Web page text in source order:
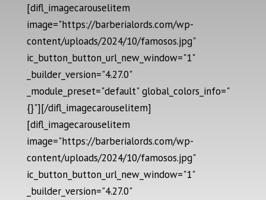
[difl_imagecarouselitem
image="https://barberialords.com/wp-
content/uploads/2024/10/famosos.jpg"
ic_button_button_url_new_window="1"
_builder_version="4.27.0"
_module_preset="default" global_colors_info="
{}"][/difl_imagecarouselitem]
[difl_imagecarouselitem
image="https://barberialords.com/wp-
content/uploads/2024/10/famosos.jpg"
ic_button_button_url_new_window="1"
_builder_version="4.27.0"